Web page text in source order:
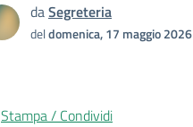
daSegreteria
deldomenica, 17 maggio 2026
Stampa / Condividi